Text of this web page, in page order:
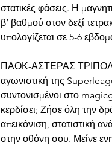
στατικές φάσεις. Η
β’ βαθμού στον δεξί
υπολογίζεται σε 5-6
ΠΑΟΚ-ΑΣΤΕΡΑΣ
αγωνιστική της
συντονισμένοι στο
κερδίσει; Ζήσε όλη την
απεικόνιση, στατιστική
στην οθόνη σου. Μείνε